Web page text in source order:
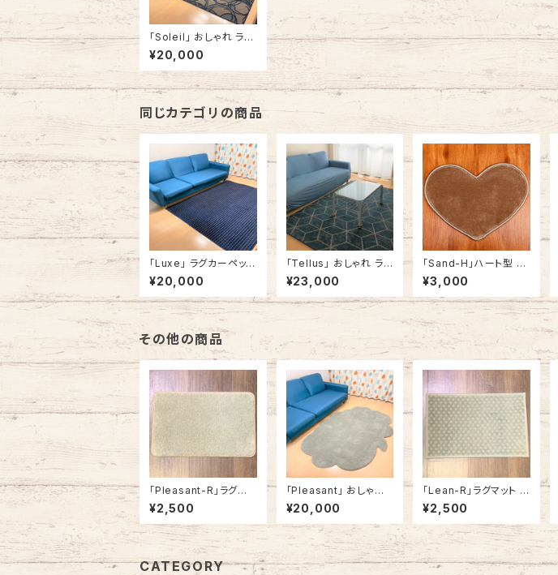
「Soleil」 おしゃれ ラグ
カーペット ラグマット 角
型 132.5cm x 180cm
ブルー
¥20,000
同じカテゴリの商品
「Luxe」 ラグカーペット
ラグマット ドット柄 角型
140cm x 180cm ブル
ー #268
¥20,000
「Tellus」 おしゃれ ラグ
カーペット ラグマット 角
型 140cm x 180cm /
140cm x 200cm 幾
何学 ブルー #150
¥23,000
「Sand-H」ハート型 ラ
グマット ミニサイズ おし
ゃれ かわいい ハート 3
0cm x 40cm
¥3,000
その他の商品
「Pleasant-R」ラグマッ
ト 玄関マット カーペット
おしゃれ 長方形 角型
アメリカ製
¥2,500
「Pleasant」 おしゃれ
かわいい ラグカーペット
ラグマット ふきだし型
雲形 140cm x 180cm
グリーン
¥20,000
「Lean-R」ラグマット 玄
関マット カーペット おし
ゃれ 長方形 角型 アメリ
カ製
¥2,500
CATEGORY